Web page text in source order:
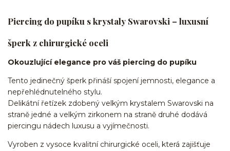
Piercing do pupíku s krystaly Swarovski – luxusní
šperk z chirurgické oceli
Okouzlující elegance pro váš piercing do pupíku
Tento jedinečný šperk přináší spojení jemnosti, elegance a
nepřehlédnutelného stylu.
Delikátní řetízek zdobený velkým krystalem Swarovski na
straně jedné a velkým zirkonem na straně druhé dodává
piercingu nádech luxusu a vyjímečnosti.
Vyroben z vysoce kvalitní chirurgické oceli, která zajišťuje